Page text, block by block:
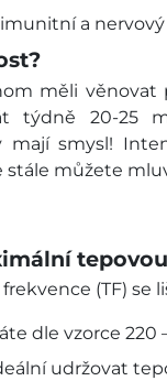
imunitní a
měli
týdně 20-25
mají smysl!
stále můžete
(TF) se
dle vzorce 220
udržovat